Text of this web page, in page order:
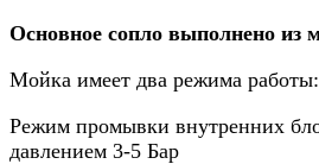
Основное сопло выполнено из
Мойка имеет два режима работы:
Режим промывки внутренних
давлением 3-5 Бар